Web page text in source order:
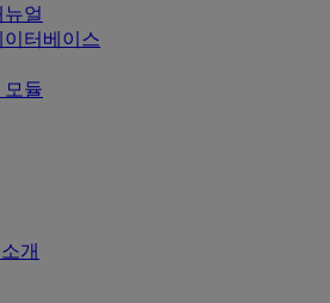
얼
이터베이스
모듈
개